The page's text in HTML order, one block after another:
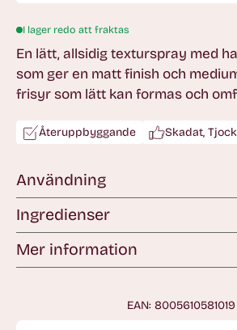
I lager redo att fraktas
En lätt, allsidig texturspray med
som ger en matt finish och
frisyr som lätt kan formas och
Återuppbyggande Skadat,
Användning
Ingredienser
Mer information
EAN: 8005610581019